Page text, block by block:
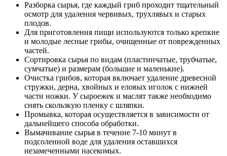
Разборка сырья, где каждый гриб проходит тщательный
осмотр для удаления червивых, трухлявых и старых
плодов.
Для приготовления пищи используются только крепкие
и молодые лесные грибы, очищенные от поврежденных
частей.
Сортировка сырья по видам (пластинчатые, трубчатые,
сумчатые) и размерам (большие и маленькие).
Очистка грибов, которая включает удаление древесной
стружки, дерна, хвойных и еловых иголок с нижней
части ножки. У сыроежек и маслят также необходимо
снять скользкую пленку с шляпки.
Промывка, которая осуществляется в зависимости от
дальнейшего способа обработки.
Вымачивание сырья в течение 7-10 минут в
подсоленной воде для удаления оставшихся
незамеченными насекомых.